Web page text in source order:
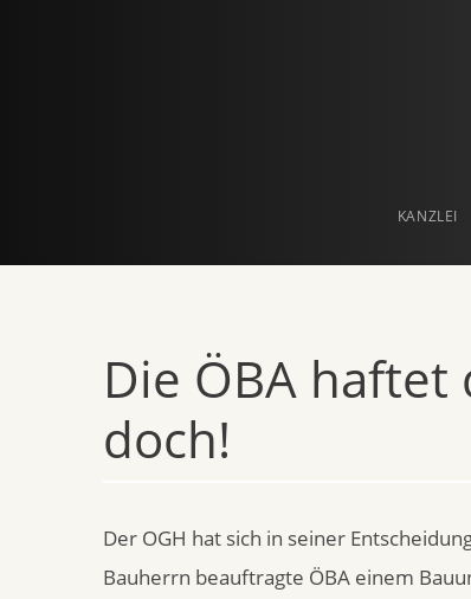
KANZLEI
Die ÖBA
doch!
Der OGH hat sich in seiner
Bauherrn beauftragte ÖBA einem